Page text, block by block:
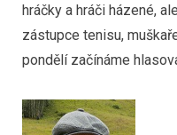
hráčky a hráči házené,
zástupce tenisu,
pondělí začínáme